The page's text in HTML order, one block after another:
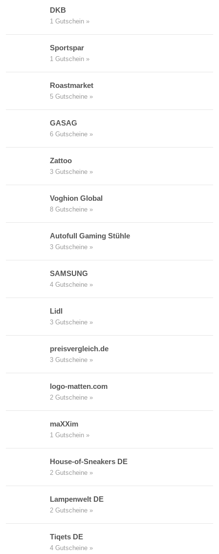
DKB
1 Gutschein »
Sportspar
1 Gutschein »
Roastmarket
5 Gutscheine »
GASAG
6 Gutscheine »
Zattoo
3 Gutscheine »
Voghion Global
8 Gutscheine »
Autofull Gaming Stühle
3 Gutscheine »
SAMSUNG
4 Gutscheine »
Lidl
3 Gutscheine »
preisvergleich.de
3 Gutscheine »
logo-matten.com
2 Gutscheine »
maXXim
1 Gutschein »
House-of-Sneakers DE
2 Gutscheine »
Lampenwelt DE
2 Gutscheine »
Tiqets DE
4 Gutscheine »